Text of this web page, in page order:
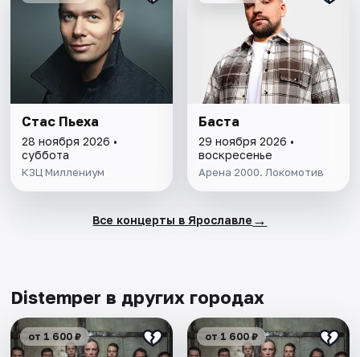
Стас Пьеха
28 ноября 2026 •
суббота
КЗЦ Миллениум
Баста
29 ноября 2026 •
воскресенье
Арена 2000. Локомотив
Все концерты в Ярославле →
Distemper в других городах
от 1 600 ₽ от 1 600 ₽